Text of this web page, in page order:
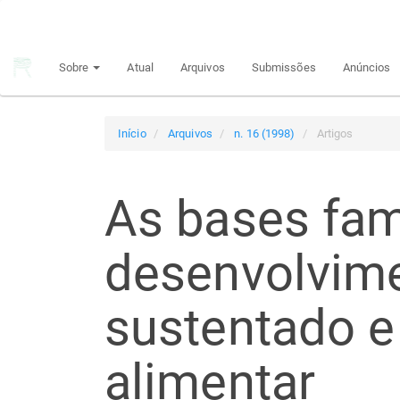
principal
Sobre Atual Arquivos Submissões Anúncios
Início Arquivos n. 16 (1998) Artigos
As bases
sustentado
alimentar